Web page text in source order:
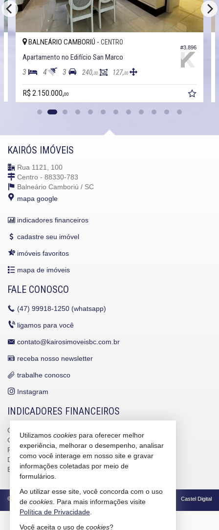
BALNEÁRIO CAMBORIÚ -
Apartamento no Edifício Faller
3 4
00
KAIRÓS IMÓVEIS
Rua 1121, 100
Centro - 88330-783
Balneário Camboriú / SC
mapa google
indicadores financeiros
cadastre seu imóvel
imóveis favoritos
mapa de imóveis
FALE CONOSCO
(47) 99918-1250 (whatsapp)
ligamos para você
contato@kairosimoveisbc.com.br
receba nosso newsletter
trabalhe conosco
Instagram
INDICADORES FINANCEIROS
CUB /
CUB /SCvariação
0,95%
Poupança
0,6738%
Dólar Comercial
R$ 5,12
Euro
R$ 5,91
© 2026 CRECI/SC 4586-J Política de Privacidade Castel Digital
Utilizamos cookies para oferecer melhor
experiência, melhorar o desempenho, analisar
como você interage em nosso site e gravar
informações coletadas por meio de
formulários.
Ao utilizar esse site, você concorda com o uso
de cookies . Para mais informações visite
Política de Privacidade
Você aceita o uso de cookies?